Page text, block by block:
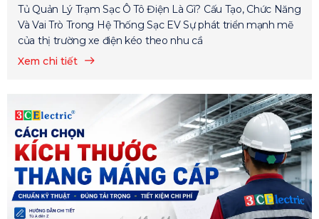
Tủ Quản Lý Trạm Sạc Ô Tô Điện Là Gì? Cấu Tạo, Chức Năng
Và Vai Trò Trong Hệ Thống Sạc EV Sự phát triển mạnh mẽ
của thị trường xe điện kéo theo nhu cầ
Xem chi tiết